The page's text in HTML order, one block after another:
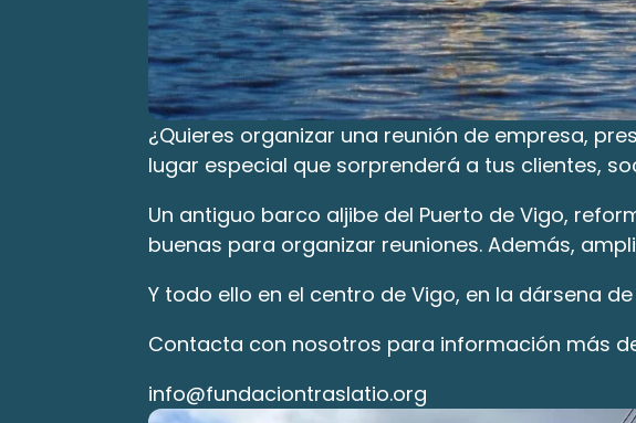
¿Quieres organizar una reunión de empresa,
lugar especial que sorprenderá a tus clientes,
Un antiguo barco aljibe del Puerto de Vigo,
buenas para organizar reuniones. Además,
Y todo ello en el centro de Vigo, en la dársena
Contacta con nosotros para información más
info@fundaciontraslatio.org